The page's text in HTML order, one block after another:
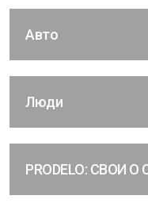
Авто
Люди
PRODELO: СВОИ